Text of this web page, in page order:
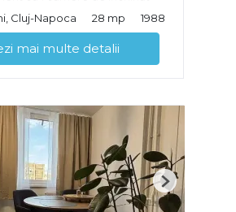
Cluj-Napoca
28 mp 1988
mai multe detalii
Next